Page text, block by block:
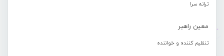
ترانه سرا
معین راهبر
تنظیم کننده و خواننده